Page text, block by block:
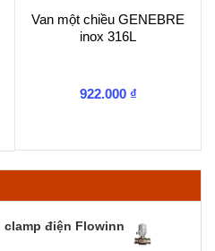
Van một chiều GENEBRE
inox 316L
922.000 ₫
clamp điện Flowinn